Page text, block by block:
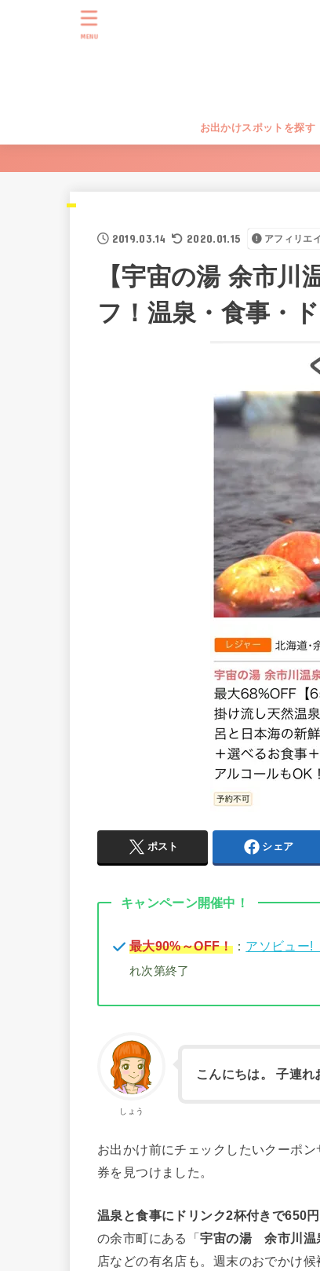
お出かけスポットを探す
MENU
2019.03.14 2020.01.15 アフィリエ
【宇宙の湯 余市川
フ！温泉・食事・
ポスト シェア
キャンペーン開催中！
最大90%～OFF！： アソビュー!
れ次第終了
しょう
こんにちは。 子連
お出かけ前にチェックしたいクーポ
券を見つけました。
温泉と食事にドリンク2杯付きで650
の余市町にある「宇宙の湯 余市川温
店などの有名店も。週末のおでかけ候